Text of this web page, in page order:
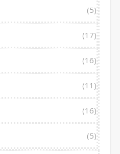
(5)
(17)
(16)
(11)
(16)
(5)